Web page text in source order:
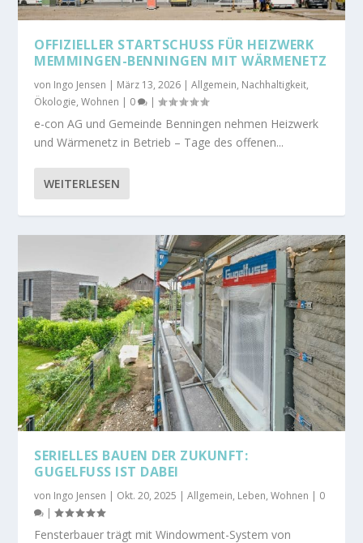
OFFIZIELLER STARTSCHUSS FÜR HEIZWERK
MEMMINGEN-BENNINGEN MIT WÄRMENETZ
von Ingo Jensen | März 13, 2026 |Allgemein, Nachhaltigkeit,
Ökologie,Wohnen | 0 |
e-con AG und Gemeinde Benningen nehmen Heizwerk
und Wärmenetz in Betrieb – Tage des offenen...
WEITERLESEN
SERIELLES BAUEN DER ZUKUNFT:
GUGELFUSS IST DABEI
von Ingo Jensen | Okt. 20, 2025 |Allgemein, Leben,Wohnen | 0
|
Fensterbauer trägt mit Windowment-System von